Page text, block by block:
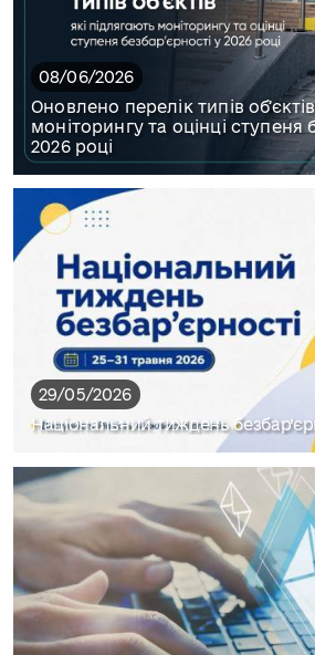
08/06/2026
Оновлено перелік типів
моніторингу та оцінці ступеня
2026 році
29/05/2026
Національний тиждень